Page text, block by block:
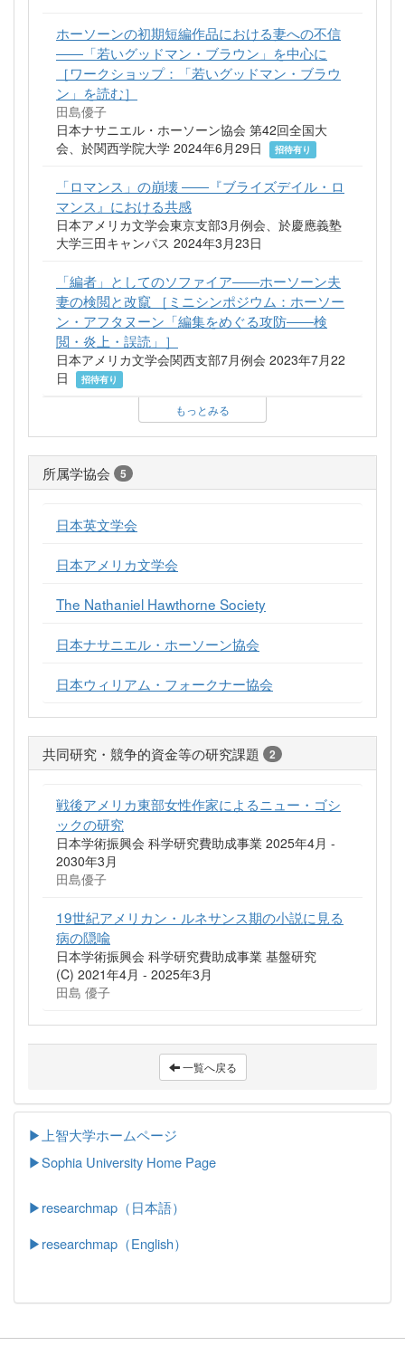
ホーソーンの初期短編作品における妻への不信
――「若いグッドマン・ブラウン」を中心に
［ワークショップ：「若いグッドマン・ブラウ
ン」を読む］
田島優子
日本ナサニエル・ホーソーン協会 第42回全国大
会、於関西学院大学 2024年6月29日
招待有り
「ロマンス」の崩壊 ――『ブライズデイル・ロ
マンス』における共感
日本アメリカ文学会東京支部3月例会、於慶應義塾
大学三田キャンパス 2024年3月23日
「編者」としてのソファイア――ホーソーン夫
妻の検閲と改竄 ［ミニシンポジウム：ホーソー
ン・アフタヌーン「編集をめぐる攻防――検
閲・炎上・誤読」］
日本アメリカ文学会関西支部7月例会 2023年7月22
日
招待有り
もっとみる
所属学協会 5
日本英文学会
日本アメリカ文学会
The Nathaniel Hawthorne Society
日本ナサニエル・ホーソーン協会
日本ウィリアム・フォークナー協会
共同研究・競争的資金等の研究課題 2
戦後アメリカ東部女性作家によるニュー・ゴシ
ックの研究
日本学術振興会 科学研究費助成事業 2025年4月 -
2030年3月
田島優子
19世紀アメリカン・ルネサンス期の小説に見る
病の隠喩
日本学術振興会 科学研究費助成事業 基盤研究
(C) 2021年4月 - 2025年3月
田島 優子
一覧へ戻る
▶上智大学ホームページ
▶Sophia University Home Page
▶researchmap（日本語）
▶researchmap（English）